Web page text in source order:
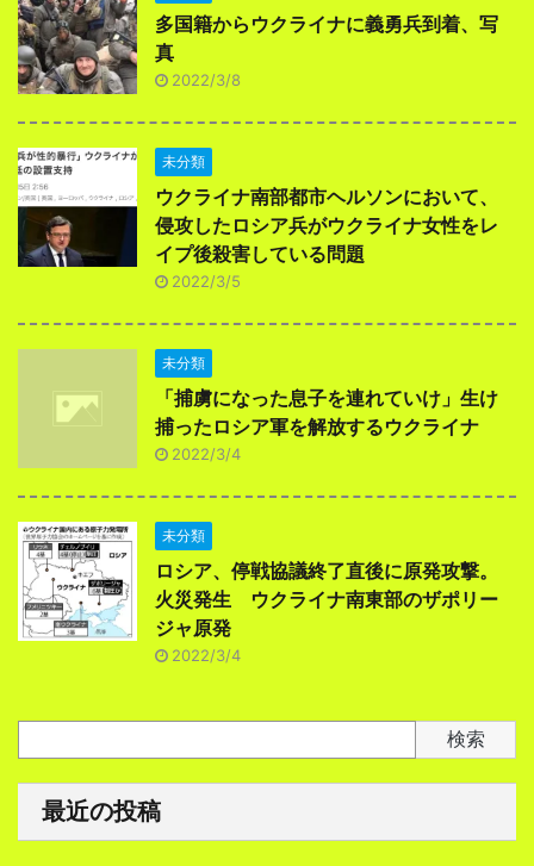
多国籍からウクライナに義勇兵到着、写
真
2022/3/8
未分類
ウクライナ南部都市ヘルソンにおいて、
侵攻したロシア兵がウクライナ女性をレ
イプ後殺害している問題
2022/3/5
未分類
「捕虜になった息子を連れていけ」生け
捕ったロシア軍を解放するウクライナ
2022/3/4
未分類
ロシア、停戦協議終了直後に原発攻撃。
火災発生 ウクライナ南東部のザポリー
ジャ原発
2022/3/4
検索
最近の投稿